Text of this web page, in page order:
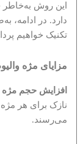
این روش به‌خاطر
دارد. در ادامه،
تکنیک خواهیم
مزایای مژه
افزایش حجم مژه
نازک برای هر
می‌رسند.